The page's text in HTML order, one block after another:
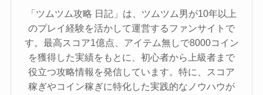
「ツムツム攻略 日記」は、ツムツム男が10年以上
のプレイ経験を活かして運営するファンサイトで
す。最高スコア1億点、アイテム無しで8000コイン
を獲得した実績をもとに、初心者から上級者まで
役立つ攻略情報を発信しています。特に、スコア
稼ぎやコイン稼ぎに特化した実践的なノウハウが